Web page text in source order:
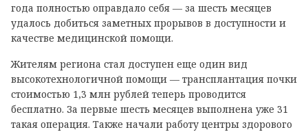
года полностью оправдало себя — за шесть месяцев
удалось добиться заметных прорывов в доступности и
качестве медицинской помощи.
Жителям региона стал доступен еще один вид
высокотехнологичной помощи — трансплантация почки
стоимостью 1,3 млн рублей теперь проводится
бесплатно. За первые шесть месяцев выполнена уже 31
такая операция. Также начали работу центры здорового